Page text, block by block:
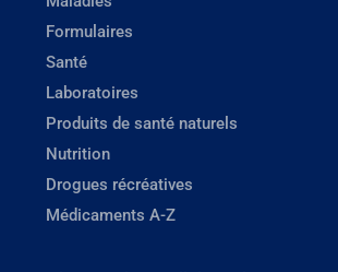
Formulaires
Santé
Laboratoires
Produits de santé naturels
Nutrition
Drogues récréatives
Médicaments A-Z